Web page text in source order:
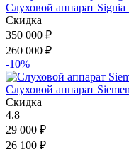
Слуховой аппарат
Скидка
350 000 ₽
260 000 ₽
-10%
Слуховой аппарат
Скидка
4.8
29 000 ₽
26 100 ₽